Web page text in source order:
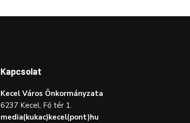
Kapcsolat
Kecel Város Önkormányzata
6237 Kecel, Fő tér 1.
media(kukac)kecel(pont)hu